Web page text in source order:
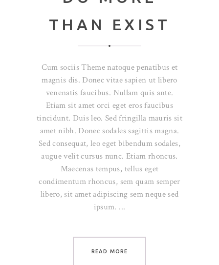
THAN EXIST
Cum sociis Theme natoque penatibus et
magnis dis. Donec vitae sapien ut libero
venenatis faucibus. Nullam quis ante.
Etiam sit amet orci eget eros faucibus
tincidunt. Duis leo. Sed fringilla mauris sit
amet nibh. Donec sodales sagittis magna.
Sed consequat, leo eget bibendum sodales,
augue velit cursus nunc. Etiam rhoncus.
Maecenas tempus, tellus eget
condimentum rhoncus, sem quam semper
libero, sit amet adipiscing sem neque sed
ipsum.
READ MORE